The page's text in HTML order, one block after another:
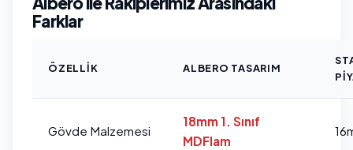
Farklar
ÖZELLIK ALBERO TASARIM
Gövde Malzemesi
18mm 1. Sınıf
MDFlam